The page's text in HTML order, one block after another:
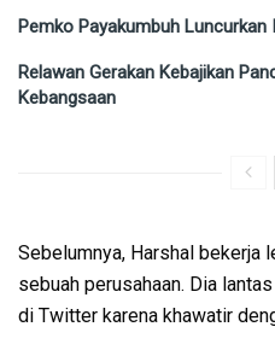
Pemko Payakumbuh
Relawan Gerakan Kebajikan
Kebangsaan
Sebelumnya, Harshal bekerja
sebuah perusahaan. Dia
di Twitter karena khawatir